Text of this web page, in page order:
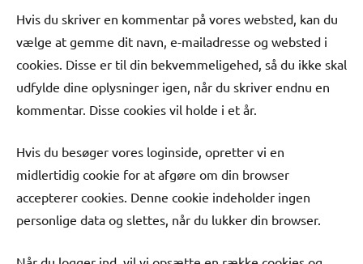
Hvis du skriver en kommentar på vores websted, kan du
vælge at gemme dit navn, e-mailadresse og websted i
cookies. Disse er til din bekvemmeligehed, så du ikke skal
udfylde dine oplysninger igen, når du skriver endnu en
kommentar. Disse cookies vil holde i et år.
Hvis du besøger vores loginside, opretter vi en
midlertidig cookie for at afgøre om din browser
accepterer cookies. Denne cookie indeholder ingen
personlige data og slettes, når du lukker din browser.